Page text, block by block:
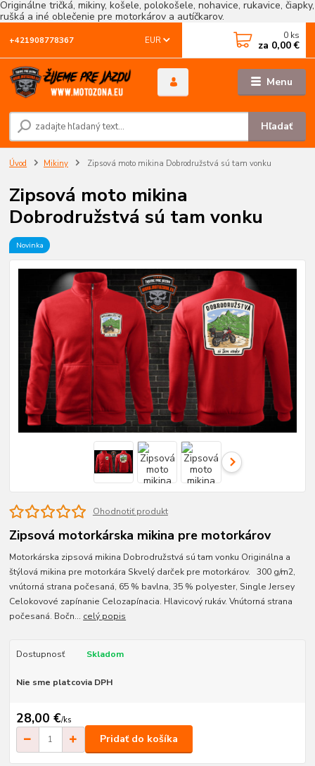
Originálne tričká, mikiny, košele, polokošele, nohavice, rukavice, čiapky,
rušká a iné oblečenie pre motorkárov a autíčkarov.
Menu
EUR
Hľadať
+421908778367 0 ks
za 0,00 €
Úvod Mikiny Zipsová moto mikina Dobrodružstvá sú tam vonku
Zipsová moto mikina
Dobrodružstvá sú tam vonku
Novinka
Ohodnotiť produkt
Zipsová motorkárska mikina pre motorkárov
Motorkárska zipsová mikina Dobrodružstvá sú tam vonku Originálna a
štýlová mikina pre motorkára Skvelý darček pre motorkárov. 300 g/m2,
vnútorná strana počesaná, 65 % bavlna, 35 % polyester, Single Jersey
Celokovové zapínanie Celozapínacia. Hlavicový rukáv. Vnútorná strana
počesaná. Bočn... celý popis
Dostupnosť Skladom
Nie sme platcovia DPH
28,00 €/ks
Pridať do košíka